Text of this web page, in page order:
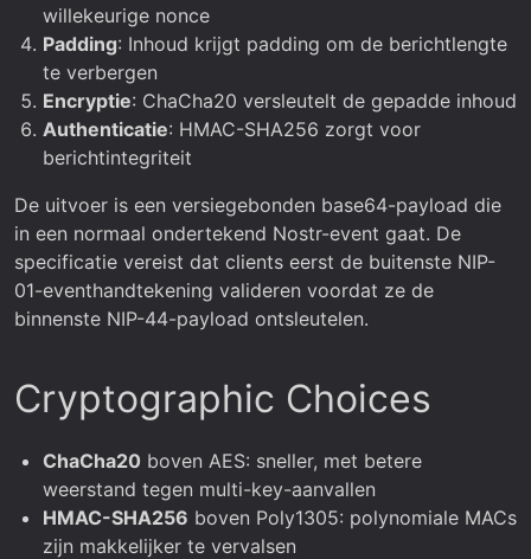
willekeurige nonce
Padding: Inhoud krijgt padding om de berichtlengte
te verbergen
Encryptie: ChaCha20 versleutelt de gepadde inhoud
Authenticatie: HMAC-SHA256 zorgt voor
berichtintegriteit
De uitvoer is een versiegebonden base64-payload die
in een normaal ondertekend Nostr-event gaat. De
specificatie vereist dat clients eerst de buitenste NIP-
01-eventhandtekening valideren voordat ze de
binnenste NIP-44-payload ontsleutelen.
Cryptographic Choices
ChaCha20 boven AES: sneller, met betere
weerstand tegen multi-key-aanvallen
HMAC-SHA256 boven Poly1305: polynomiale MACs
zijn makkelijker te vervalsen